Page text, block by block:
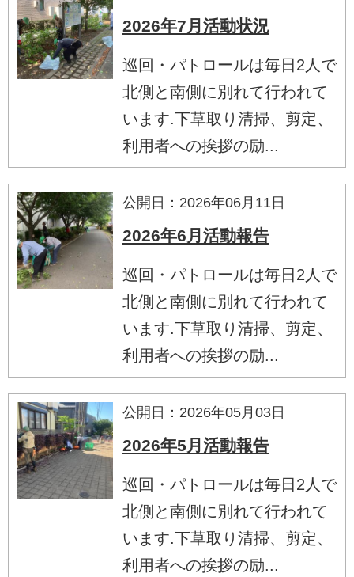
2026年7月活動状況
巡回・パトロールは毎日2人で
北側と南側に別れて行われて
います.下草取り清掃、剪定、
利用者への挨拶の励...
公開日：2026年06月11日
2026年6月活動報告
巡回・パトロールは毎日2人で
北側と南側に別れて行われて
います.下草取り清掃、剪定、
利用者への挨拶の励...
公開日：2026年05月03日
2026年5月活動報告
巡回・パトロールは毎日2人で
北側と南側に別れて行われて
います.下草取り清掃、剪定、
利用者への挨拶の励...